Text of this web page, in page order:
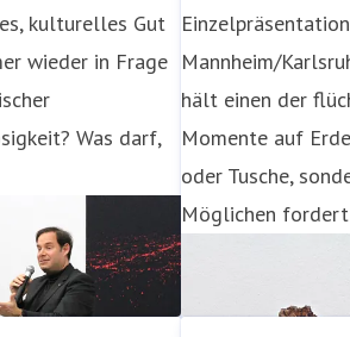
kulturelles Gut
wieder in Frage
Was darf,
Einzelpräsentation
Mannheim/
hält einen der
Momente auf
oder Tusche,
Möglichen